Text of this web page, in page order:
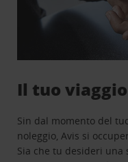
Il tuo
Sin dal momento del
noleggio, Avis si
Sia che tu desideri una